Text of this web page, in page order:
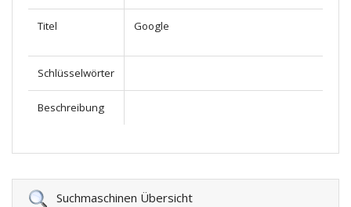
Titel Google
Schlüsselwörter
Beschreibung
Suchmaschinen Übersicht